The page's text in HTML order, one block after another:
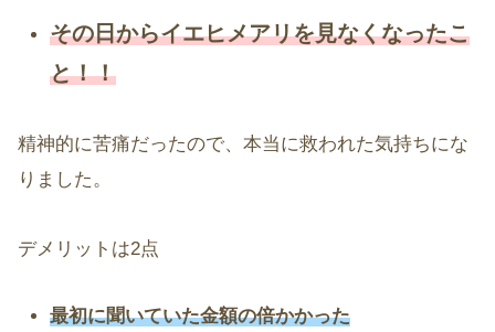
その日からイエヒメアリを見なくなったこ
と！！
精神的に苦痛だったので、本当に救われた気持ちにな
りました。
デメリットは2点
最初に聞いていた金額の倍かかった